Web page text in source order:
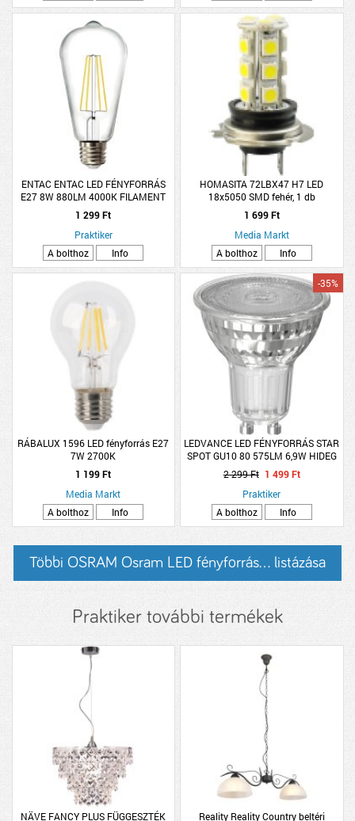
ENTAC ENTAC LED FÉNYFORRÁS
E27 8W 880LM 4000K FILAMENT
ST64 NW
1 299 Ft
Praktiker
A bolthoz
Info
HOMASITA 72LBX47 H7 LED
18x5050 SMD fehér, 1 db
1 699 Ft
Media Markt
A bolthoz
Info
RÁBALUX 1596 LED fényforrás E27
7W 2700K
1 199 Ft
Media Markt
A bolthoz
Info
LEDVANCE LED FÉNYFORRÁS STAR
SPOT GU10 80 575LM 6,9W HIDEG
15000H
-35%
2 299 Ft 1 499 Ft
Praktiker
A bolthoz
Info
Többi OSRAM Osram LED fényforrás... listázása
Praktiker további termékek
NÄVE FANCY PLUS FÜGGESZTÉK Reality Reality Country beltéri